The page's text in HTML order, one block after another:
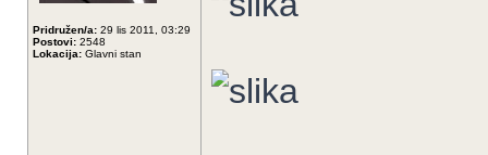
Pridružen/a: 29 lis 2011, 03:29
Postovi: 2548
Lokacija: Glavni stan